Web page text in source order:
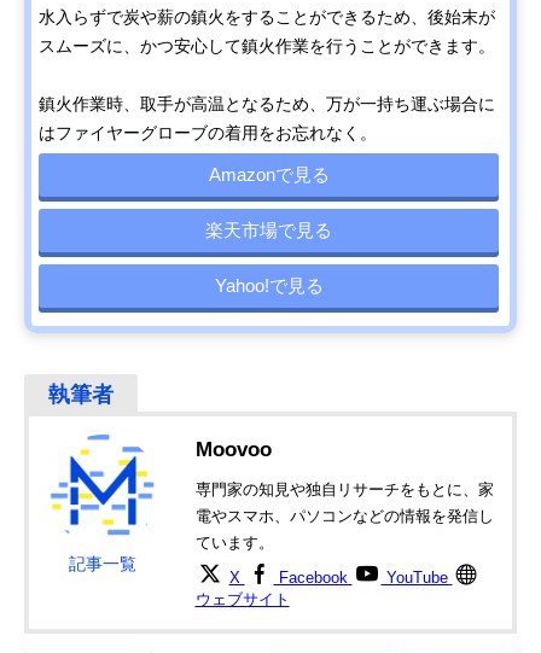
水入らずで炭や薪の鎮火をすることができるため、後始末が
スムーズに、かつ安心して鎮火作業を行うことができます。
鎮火作業時、取手が高温となるため、万が一持ち運ぶ場合に
はファイヤーグローブの着用をお忘れなく。
Amazonで見る
楽天市場で見る
Yahoo!で見る
記事一覧
Moovoo
専門家の知見や独自リサーチをもとに、家
電やスマホ、パソコンなどの情報を発信し
ています。
X Facebook
YouTube
ウェブサイト